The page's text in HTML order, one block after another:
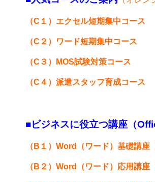
（C１） エクセル短期集中コース
（C２） ワード短期集中コース
（C３） MOS試験対策コース
（C４） 派遣スタッフ育成コース
■ビジネスに役立つ講座（
（B１） Word（ワード）基礎講座
（B２） Word（ワード）応用講座